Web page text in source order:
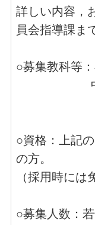
詳しい内容，
員会指導課ま
○募集教科等
中学校
養護
○資格：上記
の方。
（採用時には
○募集人数：